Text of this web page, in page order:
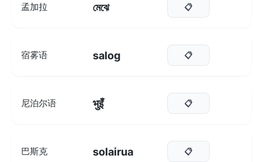
孟加拉 মেঝে 📋
宿雾语 salog 📋
尼泊尔语 भुइँ 📋
巴斯克 solairua 📋